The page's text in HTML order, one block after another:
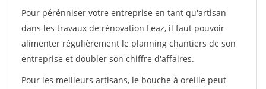
Pour pérénniser votre entreprise en tant qu'artisan
dans les travaux de rénovation Leaz, il faut pouvoir
alimenter régulièrement le planning chantiers de son
entreprise et doubler son chiffre d'affaires.
Pour les meilleurs artisans, le bouche à oreille peut